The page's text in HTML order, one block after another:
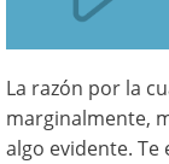
La razón por la
marginalmente,
algo evidente. Te